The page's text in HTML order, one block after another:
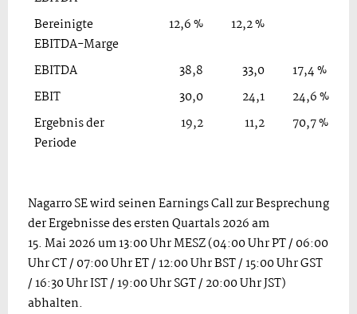
Bereinigte
EBITDA-Marge
12,6 % 12,2 %
EBITDA 38,8 33,0
17,4 %
EBIT
30,0 24,1
24,6 %
Ergebnis der
Periode
19,2 11,2 70,7 %
Nagarro SE wird seinen Earnings Call zur Besprechung
der Ergebnisse des ersten Quartals 2026 am
15. Mai 2026 um 13:00 Uhr MESZ (04:00 Uhr PT / 06:00
Uhr CT / 07:00 Uhr ET / 12:00 Uhr BST / 15:00 Uhr GST
/ 16:30 Uhr IST / 19:00 Uhr SGT / 20:00 Uhr JST)
abhalten.